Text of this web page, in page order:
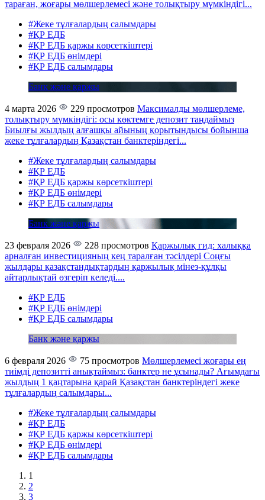
тараған, жоғары мөлшерлемесі және толықтыру мүмкіндігі...
#Жеке тұлғалардың салымдары
#ҚР ЕДБ
#ҚР ЕДБ қаржы көрсеткіштері
#ҚР ЕДБ өнімдері
#ҚР ЕДБ салымдары
Банк және қаржы
4 марта 2026 229 просмотров Максималды мөлшерлеме,
толықтыру мүмкіндігі: осы көктемге депозит таңдаймыз
Биылғы жылдың алғашқы айының қорытындысы бойынша
жеке тұлғалардың Қазақстан банктеріндегі...
#Жеке тұлғалардың салымдары
#ҚР ЕДБ
#ҚР ЕДБ қаржы көрсеткіштері
#ҚР ЕДБ өнімдері
#ҚР ЕДБ салымдары
Банк және қаржы
23 февраля 2026 228 просмотров Қаржылық гид: халыққа
арналған инвестицияның кең таралған тәсілдері Соңғы
жылдары қазақстандықтардың қаржылық мінез-құлқы
айтарлықтай өзгеріп келеді....
#ҚР ЕДБ
#ҚР ЕДБ өнімдері
#ҚР ЕДБ салымдары
Банк және қаржы
6 февраля 2026 75 просмотров Мөлшерлемесі жоғары ең
тиімді депозитті анықтаймыз: банктер не ұсынады? Ағымдағы
жылдың 1 қаңтарына қарай Қазақстан банктеріндегі жеке
тұлғалардың салымдары...
#Жеке тұлғалардың салымдары
#ҚР ЕДБ
#ҚР ЕДБ қаржы көрсеткіштері
#ҚР ЕДБ өнімдері
#ҚР ЕДБ салымдары
1
2
3